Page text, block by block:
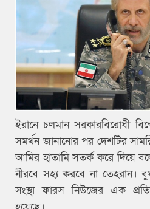
ইরানে চলমান সরকারবিরোধী
সমর্থন জানানোর পর দেশটির
আমির হাতামি সতর্ক করে দিয়ে
নীরবে সহ্য করবে না তেহরান।
সংস্থা ফারস নিউজের এক